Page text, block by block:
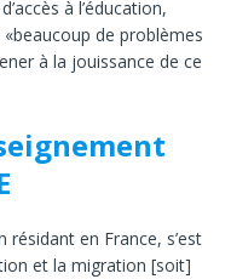
à l’éducation,
de problèmes
à la jouissance de ce
e i g n ement
en France, s’est
et la migration [soit]